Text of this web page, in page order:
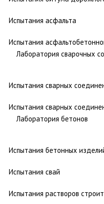
Испытания асфальта
Испытания
Лаборатория сварочных
Испытания сварных
Испытания сварных
Лаборатория бетонов
Испытания бетонных
Испытания свай
Испытания растворов